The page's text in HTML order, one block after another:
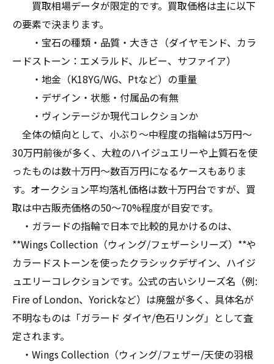
買取相場データが限定的です。買取価格は主に以下
の要素で決まります。
・宝石の種類・品質・大きさ（ダイヤモンド、カラ
ードストーン：エメラルド、ルビー、サファイア）
・地金（K18YG/WG、Ptなど）の重量
・デザイン・状態・付属品の有無
・ヴィンテージか現代コレクションか
全体の傾向として、小ぶり～中程度の指輪は5万円～
30万円前後が多く、大粒のハイジュエリーや上質石を使
ったものは数十万円～数百万円になるケースもありま
す。オークション平均落札価格は数十万円台ですが、買
取は中古販売価格の50～70%程度が目安です。
・ガラードの指輪で日本で比較的見かけるのは、
**Wings Collection（ウィング/フェザーシリーズ）**や
カラードストーンを使ったクラシックデザイン、ハイジ
ュエリーコレクションです。公式の古いシリーズ名（例:
Fire of London、Yorickなど）は廃盤が多く、具体名が
不明なものは「ガラード ダイヤ/色石リング」として査
定されます。
・Wings Collection（ウィング/フェザー/天使の羽根